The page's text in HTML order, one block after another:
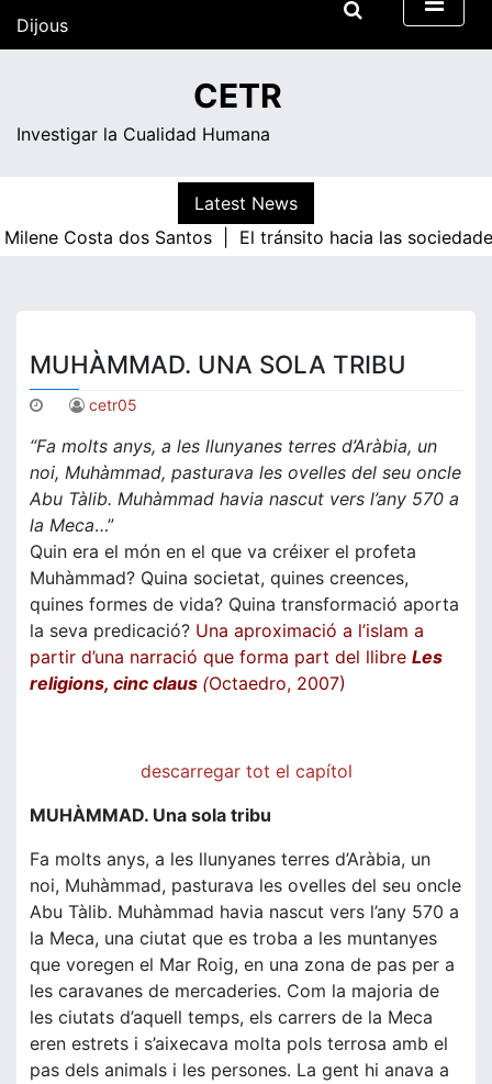
Dijous
CETR
Investigar la Cualidad Humana
Latest News
Milene Costa dos Santos | El tránsito hacia las
MUHÀMMAD. UNA SOLA TRIBU
cetr05
“Fa molts anys, a les llunyanes terres d’Aràbia, un
noi, Muhàmmad, pasturava les ovelles del seu oncle
Abu Tàlib. Muhàmmad havia nascut vers l’any 570 a
la Meca…”
Quin era el món en el que va créixer el profeta
Muhàmmad? Quina societat, quines creences,
quines formes de vida? Quina transformació aporta
la seva predicació? Una aproximació a l’islam a
partir d’una narració que forma part del llibre Les
religions, cinc claus (Octaedro, 2007)
descarregar tot el capítol
MUHÀMMAD. Una sola tribu
Fa molts anys, a les llunyanes terres d’Aràbia, un
noi, Muhàmmad, pasturava les ovelles del seu oncle
Abu Tàlib. Muhàmmad havia nascut vers l’any 570 a
la Meca, una ciutat que es troba a les muntanyes
que voregen el Mar Roig, en una zona de pas per a
les caravanes de mercaderies. Com la majoria de
les ciutats d’aquell temps, els carrers de la Meca
eren estrets i s’aixecava molta pols terrosa amb el
pas dels animals i les persones. La gent hi anava a